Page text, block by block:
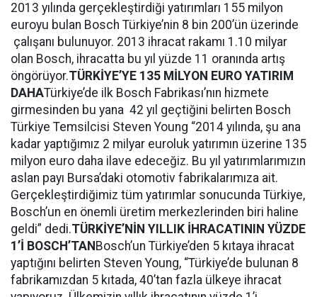
2013 yılında gerçekleştirdiği yatırımları 155 milyon
euroyu bulan Bosch Türkiye’nin 8 bin 200’ün üzerinde
çalışanı bulunuyor. 2013 ihracat rakamı 1.10 milyar
olan Bosch, ihracatta bu yıl yüzde 11 oranında artış
öngörüyor.TÜRKİYE’YE 135 MİLYON EURO YATIRIM
DAHATürkiye’de ilk Bosch Fabrikası’nın hizmete
girmesinden bu yana 42 yıl geçtiğini belirten Bosch
Türkiye Temsilcisi Steven Young “2014 yılında, şu ana
kadar yaptığımız 2 milyar euroluk yatırımın üzerine 135
milyon euro daha ilave edeceğiz. Bu yıl yatırımlarımızın
aslan payı Bursa’daki otomotiv fabrikalarımıza ait.
Gerçekleştirdiğimiz tüm yatırımlar sonucunda Türkiye,
Bosch’un en önemli üretim merkezlerinden biri haline
geldi” dedi.TÜRKİYE’NİN YILLIK İHRACATININ YÜZDE
1’İ BOSCH’TAN Bosch’un Türkiye’den 5 kıtaya ihracat
yaptığını belirten Steven Young, “Türkiye’de bulunan 8
fabrikamızdan 5 kıtada, 40’tan fazla ülkeye ihracat